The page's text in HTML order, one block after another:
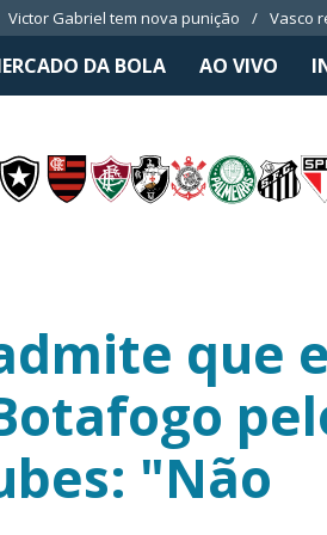
Victor Gabriel tem nova punição Vasco
DA BOLA AO VIVO
que
"Não